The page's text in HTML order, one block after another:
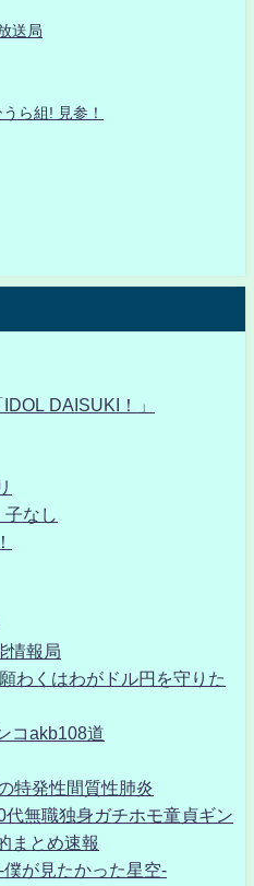
送局
ら組! 見参！
DAISUKI！」
なし
情報局
わくはわがドル円を守りた
コakb108道
特発性間質性肺炎
無職独身ガチホモ童貞ギン
まとめ速報
が見たかった星空-